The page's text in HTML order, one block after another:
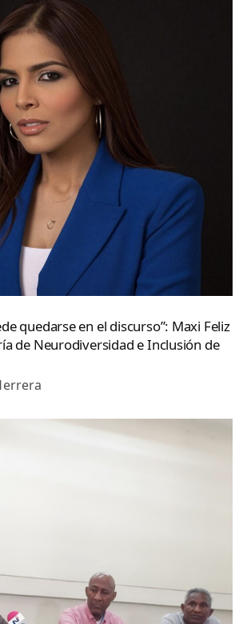
quedarse en el discurso”: Maxi Feliz
de Neurodiversidad e Inclusión de